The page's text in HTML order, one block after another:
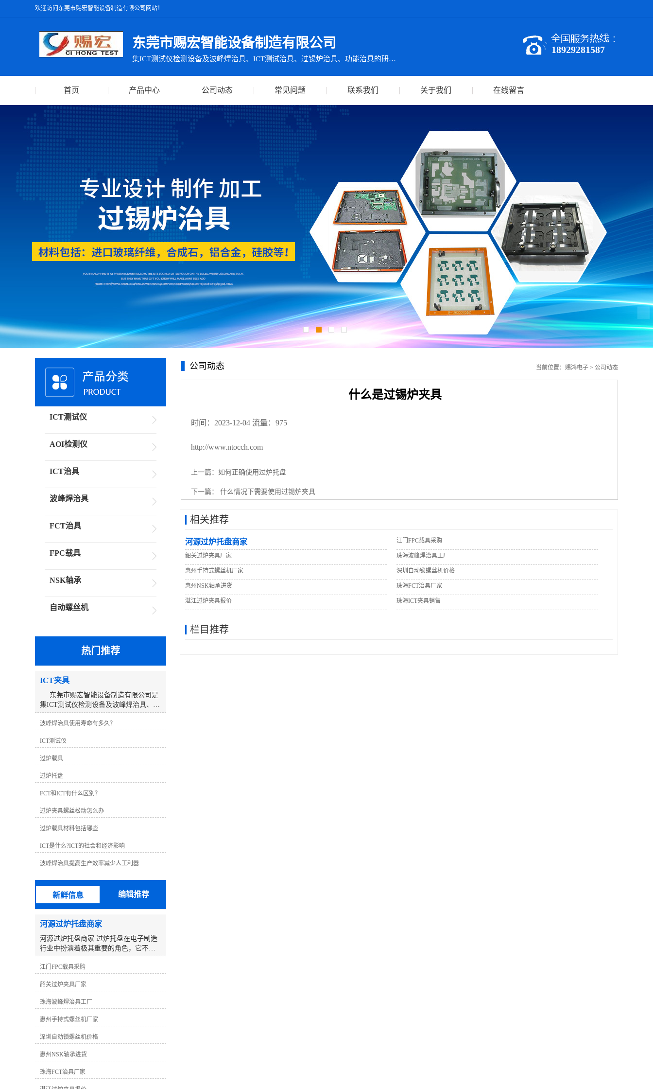
欢迎访问东莞市赐宏智能设备制造有限公司网站！
东莞市赐宏智能设备制造有限公司
集ICT测试仪检测设备及波峰焊治具、ICT测试治具、过锡炉治具、功能治具的研发、生产、销售、服务于一体
18929281587
首页 产品中心 公司动态 常见问题 联系我们 关于我们 在线留言
公司动态 当前位置： 赐鸿电子 > 公司动态
什么是过锡炉夹具
时间：2023-12-04 流量：975
http://www.ntocch.com
上一篇： 如何正确使用过炉托盘
下一篇： 什么情况下需要使用过锡炉夹具
相关推荐
河源过炉托盘商家 江门FPC载具采购
韶关过炉夹具厂家 珠海波峰焊治具工厂
惠州手持式螺丝机厂家 深圳自动锁螺丝机价格
惠州NSK轴承进货 珠海FCT治具厂家
湛江过炉夹具报价 珠海ICT夹具销售
栏目推荐
ICT测试仪
AOI检测仪
ICT治具
波峰焊治具
FCT治具
FPC载具
NSK轴承
自动螺丝机
热门推荐
ICT夹具
东莞市赐宏智能设备制造有限公司是
集ICT测试仪检测设备及波峰焊治具、
ICT测试治具、过锡炉治具、功能治具的
研发、生产、销售、服务于一体的高科
球市场。经过10多年的不断努力，以优
质的产品及良好的团队服务赢得了客户
的信赖与支持。深圳工厂研发生产的ICT
在线测试仪系列产品推出以来，以稳定
的性能、简捷的操作的检测能力及速
度，获得了客户的认可及推崇，公司已
取得了长足的发展，分别在深圳、东
莞、昆山、温州设立了工厂和分公司，
工厂主要生产销售ICT测试治具、过锡炉
治具、波峰焊治具、功能治具、老化台
车、寿命测试机以及非标自动化设备。
我们一直秉持“持续创新，不断发展”的理
念，并不断引进先进的技术和管理经
验，开拓研制更有竞争力、更能满足客
户需求的产品，以期向广大客户提供更
优质的产品和服务。 波峰焊治具采用
无铅高温纳米复合材料合成石制造，此
种材料完全符合欧盟RoHS环保协议标
准，我司还可提供***报告，客户可以*
材质制造。制造设备及软件：CNC数控
机械、精雕机、祁昌测试机、基宇测试
机、宇柏林软件、华笙软件、考迪软
件、全方位治具软件。并聘请了专业的
难点，有着超前的理念。技术上：我们
测试方面取得了突破，我们的BGA治具
测试间距较小可以达到0.2mm。公司以技
术为核心，力求为客户提供高效率低成
本的测试解决方案。 品质上:本公司产品
均经过严格检验及测试，确保在使用过
程中不会出现短、漏点的现象，以达到
证三日内交货，配有专车送货，完善的
波峰焊治具使用寿命有多久？
ICT测试仪
过炉载具
过炉托盘
FCT和ICT有什么区别？
过炉夹具螺丝松动怎么办
过炉载具材料包括哪些
ICT是什么?ICT的社会和经济影响
波峰焊治具提高生产效率减少人工利器
新鲜信息 编辑推荐
河源过炉托盘商家
河源过炉托盘商家 过炉托盘在电子制造
行业中扮演着极其重要的角色，它不仅
用于运输和固定电子元件和电路板，还
在焊接过程中发挥着关键作用。具备良
盘为SMT生产线上的回流焊和波峰焊过
程提供了可靠的支持。 作为河源地区的
过炉托盘商家，我们致力于提供高质量
的过炉托盘产品，并为客户提供的解决
方案。我们深知客户对过炉托盘的需
求，以及在电子制造过程中所面临的挑
战。因此，我们不断努力完善产品设计
和生产工艺，以满足客户的各种需求。
们采用高品质的耐高温材料，如陶瓷、
金属或合成石，以确保产品在高温环境
江门FPC载具采购
韶关过炉夹具厂家
珠海波峰焊治具工厂
惠州手持式螺丝机厂家
深圳自动锁螺丝机价格
惠州NSK轴承进货
珠海FCT治具厂家